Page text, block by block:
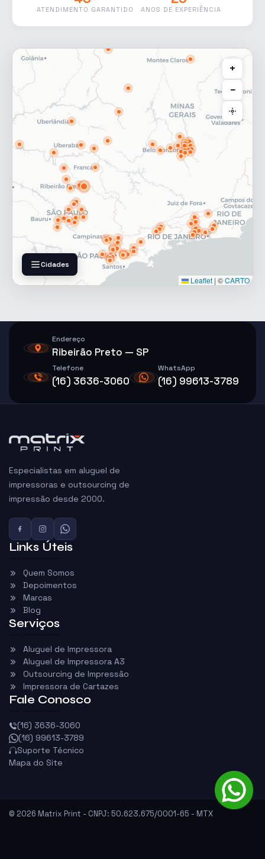
ATENDIMENTO GARANTIDO ANOS DE EXPERIÊNCIA
Leaflet | ©CARTO
+
−
Cidades
Endereço
Ribeirão Preto — SP
Telefone
(16) 3636-3060
WhatsApp
(16) 99613-3789
Especialistas em aluguel de
impressoras e outsourcing de
impressão desde 2000.
Links Úteis
Quem Somos
Depoimentos
Marcas
Blog
Serviços
Aluguel de Impressora
Aluguel de Impressora A3
Outsourcing de Impressão
Impressora de Cartazes
Fale Conosco
(16) 3636-3060
(16) 99613-3789
Suporte Técnico
Mapa do Site
© 2026 Matrix Print - CNPJ: 50.623.675/0001-65 - MTX